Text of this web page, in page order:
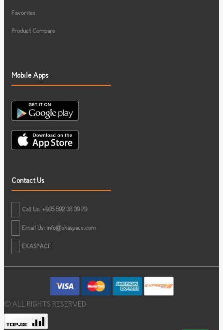
Favorites
Product Compare
Mobile Apps
Contact Us
Call Us: +995 592 38 39 79
Email Us: info@ekaspace.com
EKASPACE
© ALL RIGHTS RESERVED